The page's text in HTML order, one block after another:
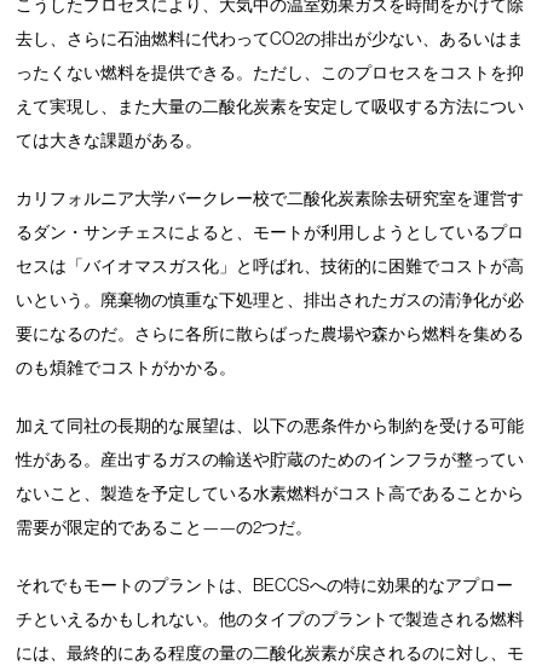
こうしたプロセスにより、大気中の温室効果ガスを時間をかけて除
去し、さらに石油燃料に代わってCO2の排出が少ない、あるいはま
ったくない燃料を提供できる。ただし、このプロセスをコストを抑
えて実現し、また大量の二酸化炭素を安定して吸収する方法につい
ては大きな課題がある。
カリフォルニア大学バークレー校で二酸化炭素除去研究室を運営す
るダン・サンチェスによると、モートが利用しようとしているプロ
セスは「バイオマスガス化」と呼ばれ、技術的に困難でコストが高
いという。廃棄物の慎重な下処理と、排出されたガスの清浄化が必
要になるのだ。さらに各所に散らばった農場や森から燃料を集める
のも煩雑でコストがかかる。
加えて同社の長期的な展望は、以下の悪条件から制約を受ける可能
性がある。産出するガスの輸送や貯蔵のためのインフラが整ってい
ないこと、製造を予定している水素燃料がコスト高であることから
需要が限定的であること——の2つだ。
それでもモートのプラントは、BECCSへの特に効果的なアプロー
チといえるかもしれない。他のタイプのプラントで製造される燃料
には、最終的にある程度の量の二酸化炭素が戻されるのに対し、モ